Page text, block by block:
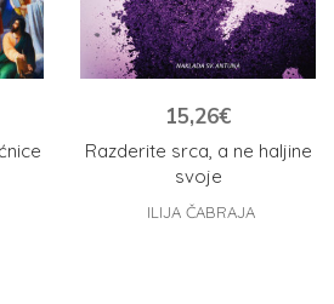
Razderite srca, a ne haljine
svoje
15,26€
ILIJA ČABRAJA